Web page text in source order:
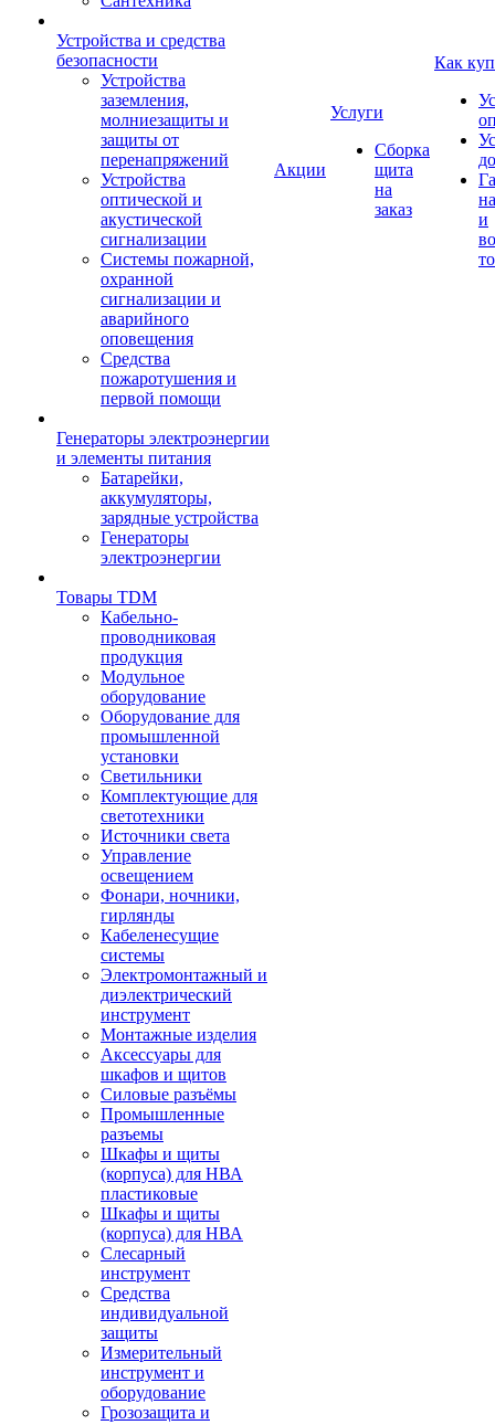
Устройства и средства
безопасности
Устройства
заземления,
молниезащиты и
защиты от
перенапряжений
Устройства
оптической и
акустической
сигнализации
Системы пожарной,
охранной
сигнализации и
аварийного
оповещения
Средства
пожаротушения и
первой помощи
Генераторы электроэнергии
и элементы питания
Батарейки,
аккумуляторы,
зарядные устройства
Генераторы
электроэнергии
Товары TDM
Кабельно-
проводниковая
продукция
Модульное
оборудование
Оборудование для
промышленной
установки
Светильники
Комплектующие для
светотехники
Источники света
Управление
освещением
Фонари, ночники,
гирлянды
Кабеленесущие
системы
Электромонтажный и
диэлектрический
инструмент
Монтажные изделия
Аксессуары для
шкафов и щитов
Силовые разъёмы
Промышленные
разъемы
Шкафы и щиты
(корпуса) для НВА
пластиковые
Шкафы и щиты
(корпуса) для НВА
Слесарный
инструмент
Средства
индивидуальной
защиты
Измерительный
инструмент и
оборудование
Грозозащита и
Акции
Услуги
Сборка
щита
на
заказ
Как
и